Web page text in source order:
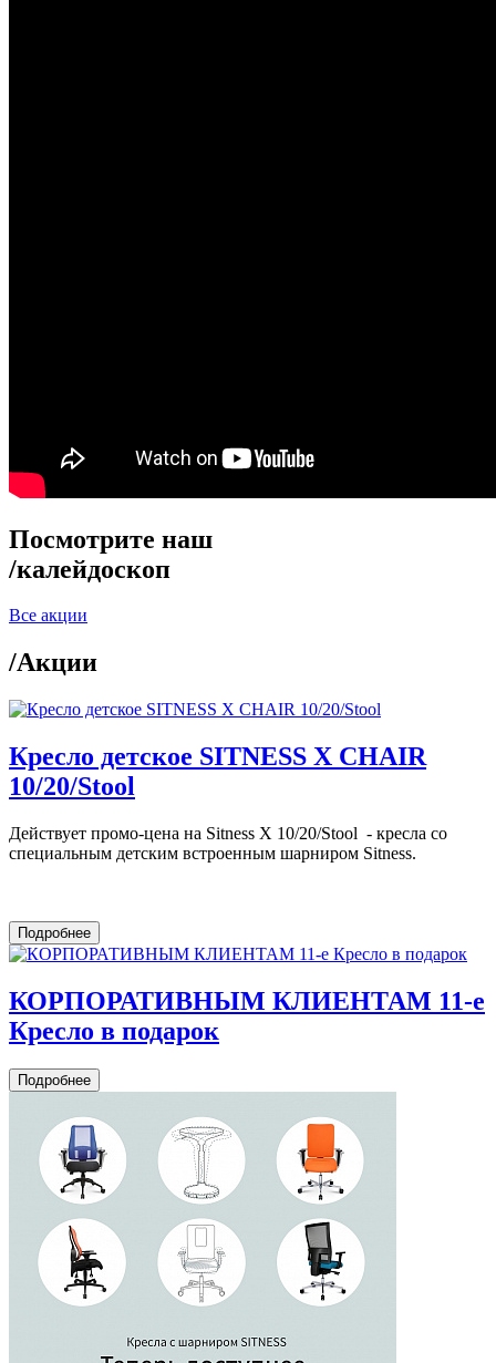
Посмотрите наш
/калейдоскоп
Все акции
/Акции
Кресло детское SITNESS X CHAIR
10/20/Stool
Действует промо-цена на Sitness X 10/20/Stool - кресла со
специальным детским встроенным шарниром Sitness.
Подробнее
КОРПОРАТИВНЫМ КЛИЕНТАМ 11-е
Кресло в подарок
Подробнее